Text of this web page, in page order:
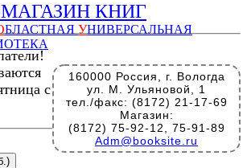
КНИГ
БЛАСТНАЯ УНИВЕРСАЛЬНАЯ
160000 Россия, г. Вологда
ул. М. Ульяновой, 1
тел./факс: (8172) 21-17-69
Магазин:
(8172) 75-92-12, 75-91-89
Adm@booksite.ru
с